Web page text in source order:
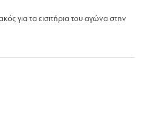
για τα εισιτήρια του αγώνα στην